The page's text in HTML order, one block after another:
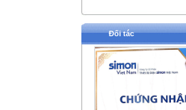
Đối tác